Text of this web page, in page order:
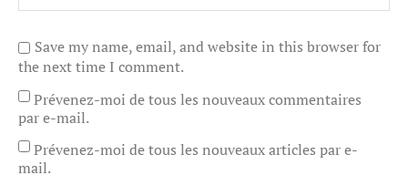
Save my name, email, and website in this browser for
the next time I comment.
Prévenez-moi de tous les nouveaux commentaires
par e-mail.
Prévenez-moi de tous les nouveaux articles par e-
mail.